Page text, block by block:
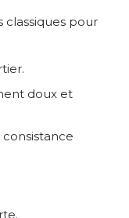
classiques pour
doux et